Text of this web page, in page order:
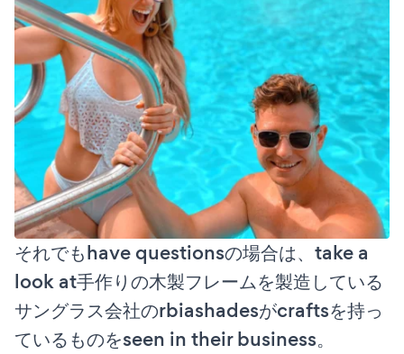
それでもhave questionsの場合は、take a
look at手作りの木製フレームを製造している
サングラス会社のrbiashadesがcraftsを持っ
ているものをseen in their business。